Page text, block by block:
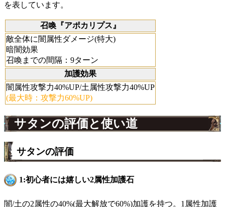
を表しています。
召喚『アポカリプス』
敵全体に闇属性ダメージ(特大)
暗闇効果
召喚までの間隔：9ターン
加護効果
闇属性攻撃力40%UP/土属性攻撃力40%UP
(最大時：攻撃力60%UP)
サタンの評価と使い道
サタンの評価
1:初心者には嬉しい2属性加護石
闇/土の2属性の40%(最大解放で60%)加護を持つ。1属性加護